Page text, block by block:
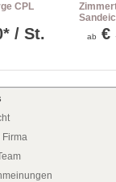
CPL
/ St. ab €
Firma